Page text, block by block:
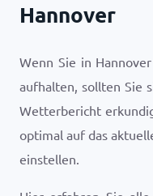
Hannover
Wenn Sie in
aufhalten, sollten Sie
Wetterbericht
optimal auf das
einstellen.